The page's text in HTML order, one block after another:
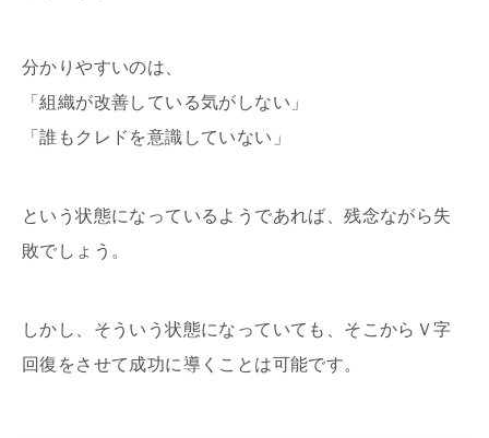
分かりやすいのは、
「組織が改善している気がしない」
「誰もクレドを意識していない」
という状態になっているようであれば、残念ながら失
敗でしょう。
しかし、そういう状態になっていても、そこからＶ字
回復をさせて成功に導くことは可能です。